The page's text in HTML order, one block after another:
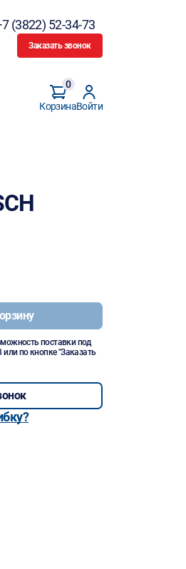
(3822) 52-34-73
Заказать звонок
Корзина
0
Войти
поставки под
или по кнопке "Заказать